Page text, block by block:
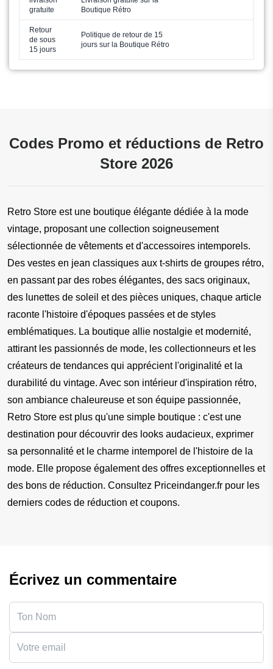
gratuite
Boutique Rétro
Retour
de sous
15 jours
Politique de retour de 15
jours sur la Boutique Rétro
Codes Promo et réductions de Retro
Store 2026
Retro Store est une boutique élégante dédiée à la mode
vintage, proposant une collection soigneusement
sélectionnée de vêtements et d'accessoires intemporels.
Des vestes en jean classiques aux t-shirts de groupes rétro,
en passant par des robes élégantes, des sacs originaux,
des lunettes de soleil et des pièces uniques, chaque article
raconte l'histoire d'époques passées et de styles
emblématiques. La boutique allie nostalgie et modernité,
attirant les passionnés de mode, les collectionneurs et les
créateurs de tendances qui apprécient l'originalité et la
durabilité du vintage. Avec son intérieur d'inspiration rétro,
son ambiance chaleureuse et son équipe passionnée,
Retro Store est plus qu'une simple boutique : c'est une
destination pour découvrir des looks audacieux, exprimer
sa personnalité et le charme intemporel de l'histoire de la
mode. Elle propose également des offres exceptionnelles et
des bons de réduction. Consultez Priceindanger.fr pour les
derniers codes de réduction et coupons.
Écrivez un commentaire